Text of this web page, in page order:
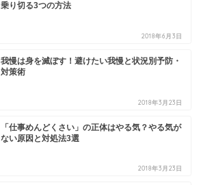
乗り切る3つの方法
2018年6月3日
我慢は身を滅ぼす！避けたい我慢と状況別予防・
対策術
2018年3月23日
「仕事めんどくさい」の正体はやる気？やる気が
ない原因と対処法3選
2018年3月23日